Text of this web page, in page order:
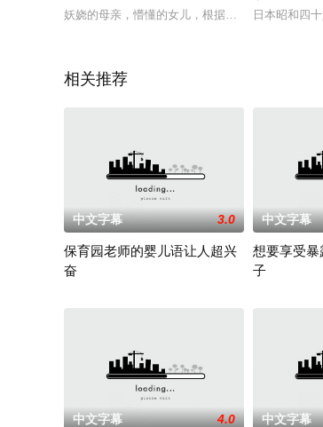
妖娆的母亲，懵懂的女儿，根据意大利女演员皮
日本昭和四
相关推荐
中文字幕 3.0
保育园老师的婴儿语让人超兴
奋
中文字幕
想要享受
子
中文字幕 4.0 中文字幕